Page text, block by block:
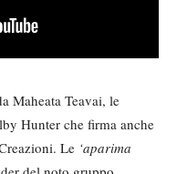
Maheata Teavai, le
Hunter che firma anche
Le ‘aparima